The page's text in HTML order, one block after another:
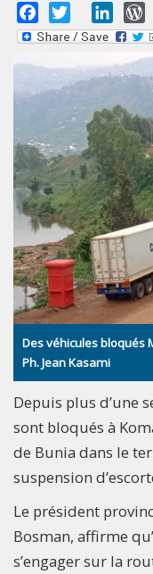
Facebook
Twitter
Des véhicules bloqués
Ph. Jean Kasami
Depuis plus d’une
sont bloqués à
de Bunia dans le
suspension
Le président
Bosman, affirme
s’engager sur la